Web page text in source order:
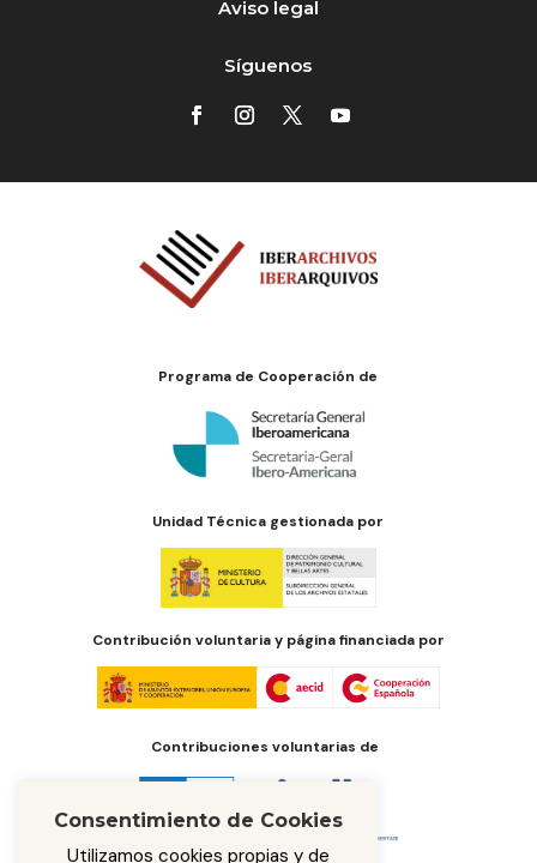
Aviso legal
Síguenos
Programa de Cooperación de
Unidad Técnica gestionada por
Contribución voluntaria y página financiada por
Contribuciones voluntarias de
Consentimiento de Cookies
Utilizamos cookies propias y de